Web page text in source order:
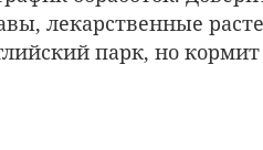
лекарственные
парк, но